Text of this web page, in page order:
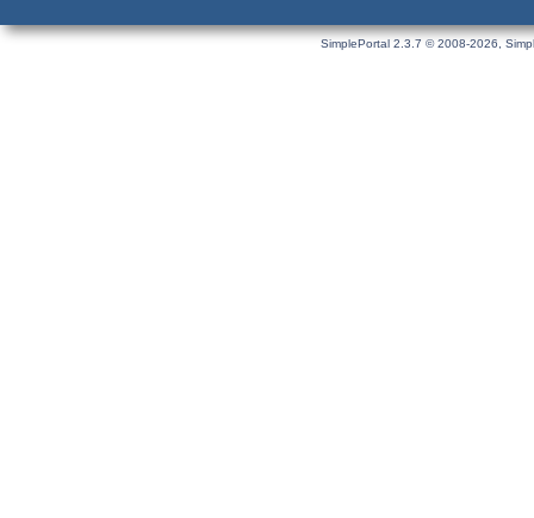
SimplePortal 2.3.7 © 2008-2026,